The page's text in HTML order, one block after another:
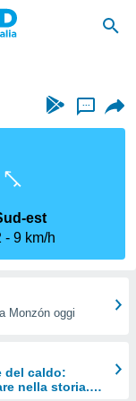
...
est
9 km/h
Monzón oggi
del caldo:
nella storia.